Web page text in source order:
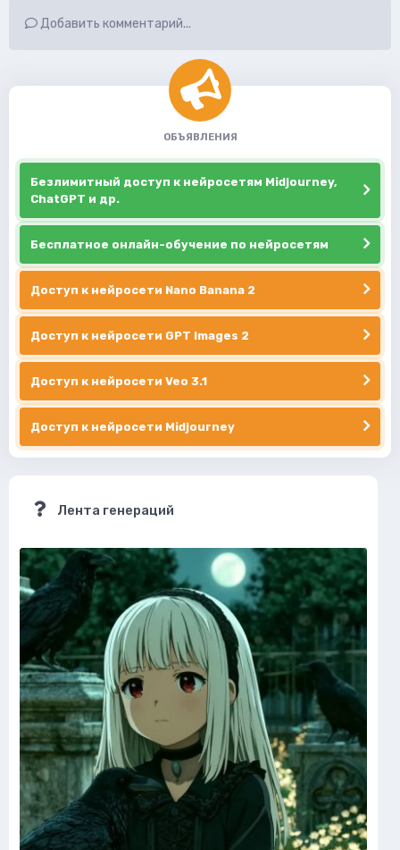
Добавить комментарий...
ОБЪЯВЛЕНИЯ
Безлимитный доступ к нейросетям Midjourney,
ChatGPT и др.
Бесплатное онлайн-обучение по нейросетям
Доступ к нейросети Nano Banana 2
Доступ к нейросети GPT Images 2
Доступ к нейросети Veo 3.1
Доступ к нейросети Midjourney
Лента генераций